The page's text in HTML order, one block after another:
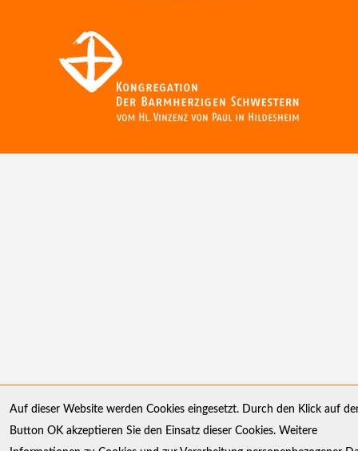
Auf dieser Website werden Cookies eingesetzt. Durch den Klick auf
Button OK akzeptieren Sie den Einsatz dieser Cookies. Weitere